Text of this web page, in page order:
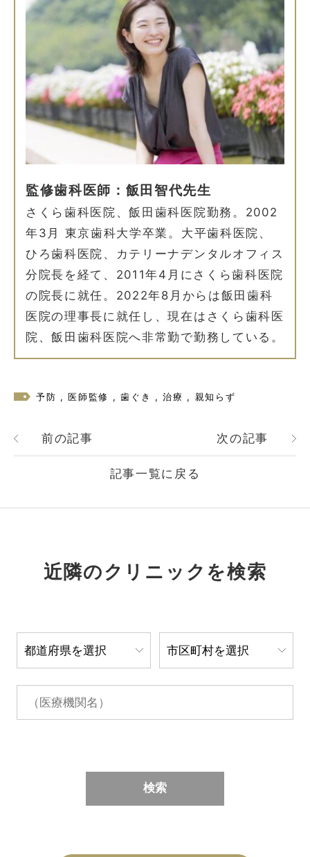
監修歯科医師：飯田智代先生
さくら歯科医院、飯田歯科医院勤務。2002
年3月 東京歯科大学卒業。大平歯科医院、
ひろ歯科医院、カテリーナデンタルオフィス
分院長を経て、2011年4月にさくら歯科医院
の院長に就任。2022年8月からは飯田歯科
医院の理事長に就任し、現在はさくら歯科医
院、飯田歯科医院へ非常勤で勤務している。
予防 医師監修 歯ぐき 治療 親知らず
前の記事
記事一覧に戻る
次の記事
近隣のクリニックを検索
検索